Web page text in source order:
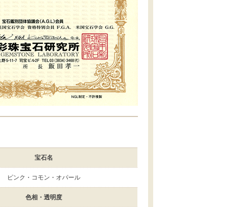
宝石名
ピンク・コモン・オパール
色相・透明度